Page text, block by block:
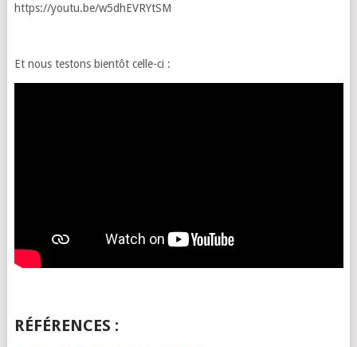
https://youtu.be/w5dhEVRYtSM
Et nous testons bientôt celle-ci :
RÉFÉRENCES :